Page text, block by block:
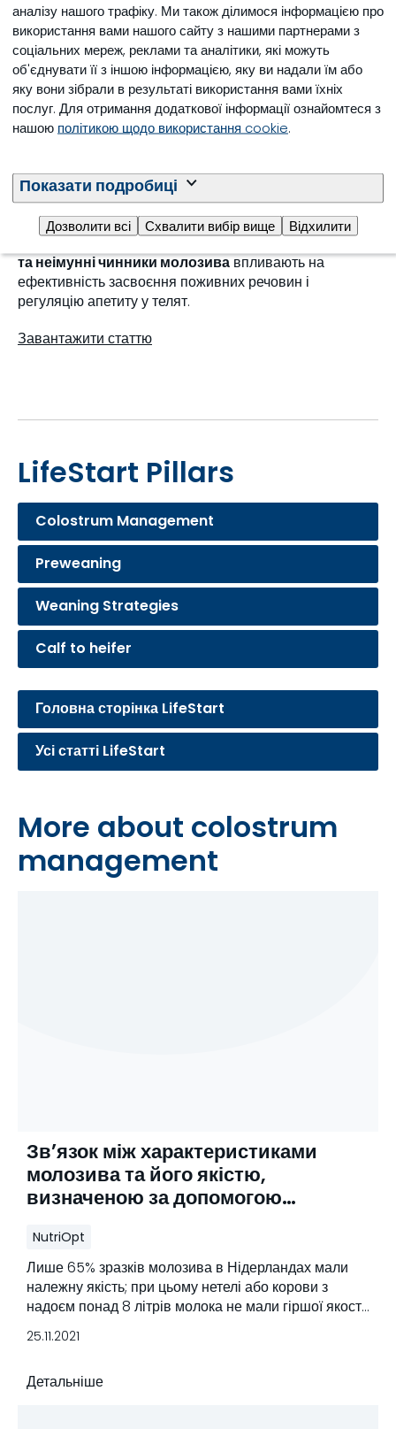
аналізу нашого трафіку. Ми також ділимося інформацією про
використання вами нашого сайту з нашими партнерами з
соціальних мереж, реклами та аналітики, які можуть
об'єднувати її з іншою інформацією, яку ви надали їм або
яку вони зібрали в результаті використання вами їхніх
послуг. Для отримання додаткової інформації ознайомтеся з
нашою політикою щодо використання cookie.
Показати подробиці
Дозволити всі Схвалити вибір вище Відхилити
Висновок
Результати дослідження показують, щостатус
молозивавпливає на темпи росту телят, які
корму було дещо вищим у телят, які отримували
великі об’єми молозива, незважаючи на те, що
рівень IgGу всіх групах перевищував галузевий
стандарт (≥10 г/л). Це свідчить про те, щонеживильні
та неімунні чинники молозивавпливають на
ефективність засвоєння поживних речовин і
регуляцію апетиту у телят.
Завантажити статтю
LifeStart Pillars
Colostrum Management
Preweaning
Weaning Strategies
Calf to heifer
Головна сторінка LifeStart
Усі статті LifeStart
More about colostrum
management
Зв’язок між характеристиками
молозива та його якістю,
визначеною за допомогою
NutriOpt
Лише 65% зразків молозива в Нідерландах мали
належну якість; при цьому нетелі або корови з
надоєм понад 8 літрів молока не мали гіршої якості
молозива.
25.11.2021
Детальніше